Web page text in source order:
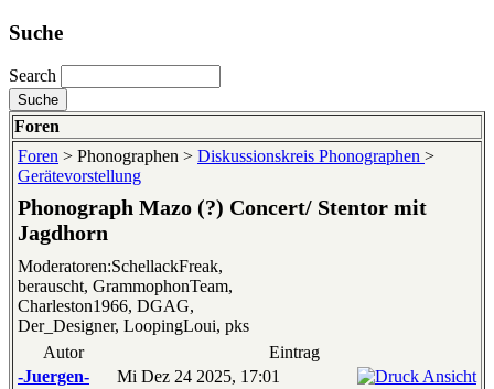
Suche
Search
Foren
Foren > Phonographen > Diskussionskreis Phonographen >
Gerätevorstellung
Phonograph Mazo (?) Concert/ Stentor mit
Jagdhorn
Moderatoren:SchellackFreak,
berauscht, GrammophonTeam,
Charleston1966, DGAG,
Der_Designer, LoopingLoui, pks
Autor
Eintrag
-Juergen-
Mi Dez 24 2025, 17:01